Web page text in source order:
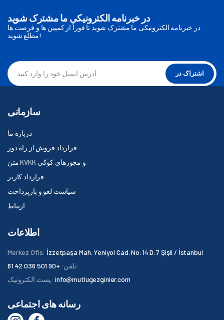
در خبرنامه الکترونیکی ما مشترک شوید
در خبرنامه الکترونیکی ما مشترک شوید تا فوراً از کمپین ها و فرصت ها
مطلع شوید!
اشتراک در
سازمانی
درباره ما
قرارداد فروش از راه دور
متن KVKK و مجوزهای کوکی
قرارداد کاربر
سیاست لغو و بازپرداخت
ارتباط
اطلاعات
Merkez Ofis: İzzetpaşa Mah. Yeniyol Cad. No:14 D:7 Şişli / İstanbul
تلفن: +90 501 036 42 61
پست الکترونیک: info@mutlugezginler.com
رسانه های اجتماعی